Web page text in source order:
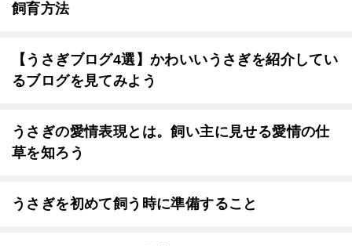
飼育方法
【うさぎブログ4選】かわいいうさぎを紹介してい
るブログを見てみよう
うさぎの愛情表現とは。飼い主に見せる愛情の仕
草を知ろう
うさぎを初めて飼う時に準備すること